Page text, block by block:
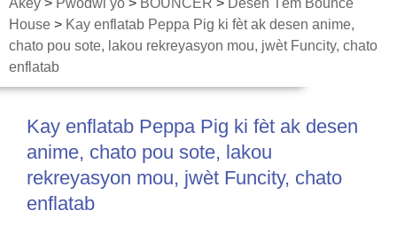
Akèy > Pwodwi yo > BOUNCER > Desen Tèm Bounce
House > Kay enflatab Peppa Pig ki fèt ak desen anime,
chato pou sote, lakou rekreyasyon mou, jwèt Funcity, chato
enflatab
Kay enflatab Peppa Pig ki fèt ak desen
anime, chato pou sote, lakou
rekreyasyon mou, jwèt Funcity, chato
enflatab